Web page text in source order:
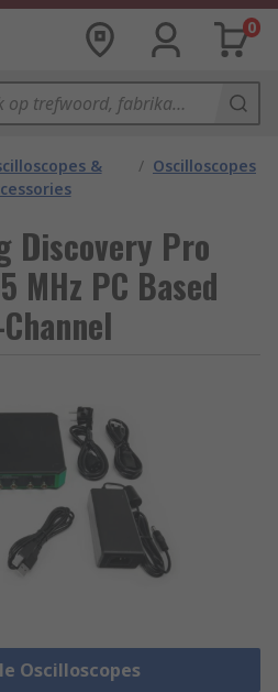
0
&
/ Oscilloscopes
Discovery Pro
MHz PC Based
Oscilloscopes